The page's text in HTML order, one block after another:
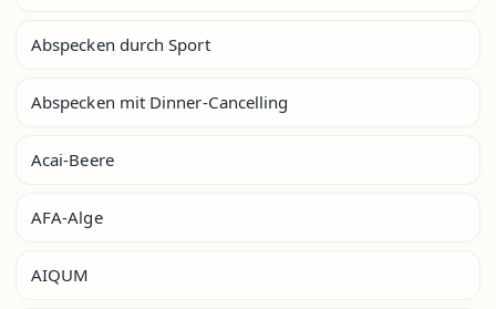
Abspecken durch Sport
Abspecken mit Dinner-Cancelling
Acai-Beere
AFA-Alge
AIQUM